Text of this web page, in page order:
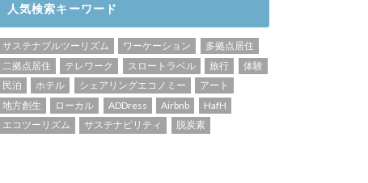
人気検索キーワード
サステナブルツーリズム ワーケーション
多拠点居住
二拠点居住
テレワーク スロートラベル 旅行
体験
民泊
ホテル シェアリングエコノミー
アート
地方創生
ローカル ADDress Airbnb
HafH
エコツーリズム
サステナビリティ 脱炭素